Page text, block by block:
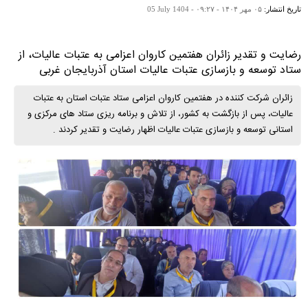
تاریخ انتشار: ۰۵ مهر ۱۴۰۴ - ۰۹:۲۷ - 05 July 1404
رضایت و تقدیر زائران هفتمین کاروان اعزامی به عتبات عالیات، از
ستاد توسعه و بازسازی عتبات عالیات استان آذربایجان غربی
زائران شرکت کننده در هفتمین کاروان اعزامی ستاد عتبات استان به عتبات
عالیات، پس از بازگشت به کشور، از تلاش و برنامه ریزی ستاد های مرکزی‌ و
استانی توسعه و بازسازی عتبات عالیات اظهار رضایت و تقدیر کردند .